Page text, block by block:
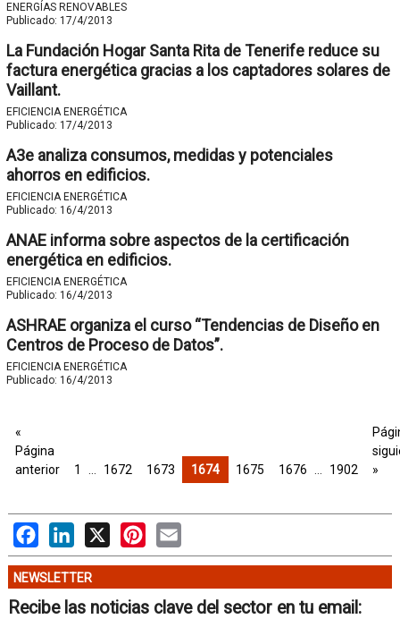
ENERGÍAS RENOVABLES
Publicado: 17/4/2013
La Fundación Hogar Santa Rita de Tenerife reduce su
factura energética gracias a los captadores solares de
Vaillant.
EFICIENCIA ENERGÉTICA
Publicado: 17/4/2013
A3e analiza consumos, medidas y potenciales
ahorros en edificios.
EFICIENCIA ENERGÉTICA
Publicado: 16/4/2013
ANAE informa sobre aspectos de la certificación
energética en edificios.
EFICIENCIA ENERGÉTICA
Publicado: 16/4/2013
ASHRAE organiza el curso “Tendencias de Diseño en
Centros de Proceso de Datos”.
EFICIENCIA ENERGÉTICA
Publicado: 16/4/2013
«
Página
anterior
1 1672 1673 1674 1675 1676 1902
»
FacebookLinkedIn
X PinterestEmail
NEWSLETTER
Recibe las noticias clave del sector en tu email: